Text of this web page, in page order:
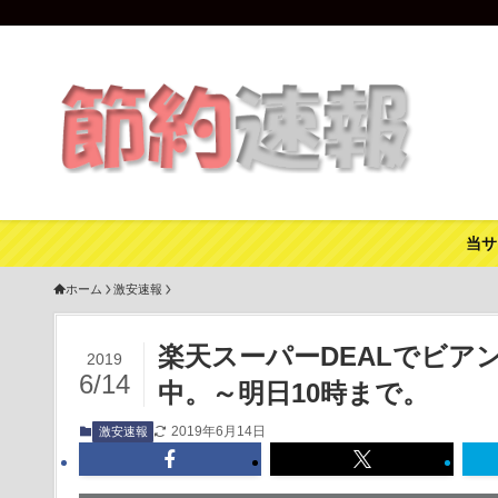
当
ホーム 激安速報
楽天スーパーDEALでビア
中。～明日10時まで。
2019
6/14
激安速報 2019年6月14日